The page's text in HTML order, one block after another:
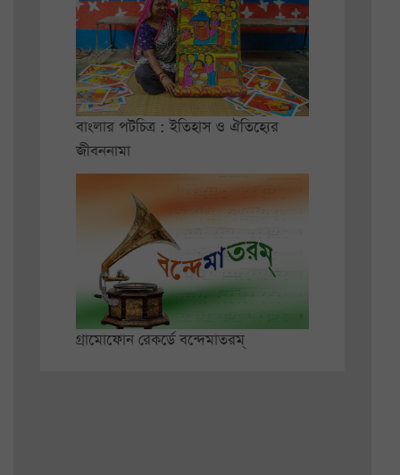
বাংলার পটচিত্র : ইতিহাস ও ঐতিহ্যের
জীবননামা
গ্রামোফোন রেকর্ডে বন্দেমাতরম্